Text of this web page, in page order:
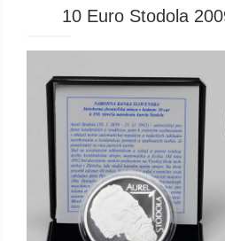
10 Euro Stodola